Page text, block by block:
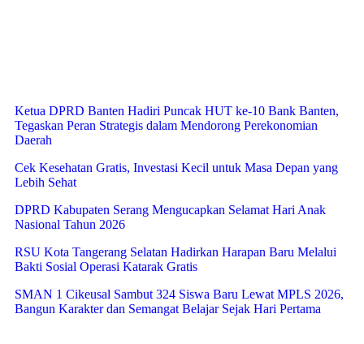
Ketua DPRD Banten Hadiri Puncak HUT ke-10 Bank Banten,
Tegaskan Peran Strategis dalam Mendorong Perekonomian
Daerah
Cek Kesehatan Gratis, Investasi Kecil untuk Masa Depan yang
Lebih Sehat
DPRD Kabupaten Serang Mengucapkan Selamat Hari Anak
Nasional Tahun 2026
RSU Kota Tangerang Selatan Hadirkan Harapan Baru Melalui
Bakti Sosial Operasi Katarak Gratis
SMAN 1 Cikeusal Sambut 324 Siswa Baru Lewat MPLS 2026,
Bangun Karakter dan Semangat Belajar Sejak Hari Pertama